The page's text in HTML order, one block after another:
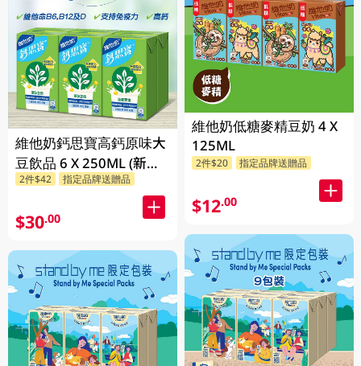
維他奶鈣思寶高鈣原味大
豆飲品 6 X 250ML (新舊
包裝隨機發貨) 6 X
2件$42 指定品牌送贈品
$30.00
維他奶低糖麥精豆奶 4 X
125ML
2件$20 指定品牌送贈品
$12.00